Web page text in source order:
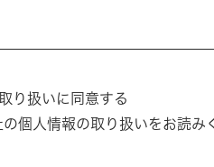
り扱いに同意する
の個人情報の取り扱いをお読み